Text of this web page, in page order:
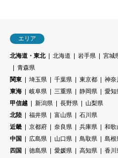
エリア
北海道・東北 北海道 岩手県 宮城
青森県
関東
埼玉県 千葉県 東京都 神奈
東海
岐阜県 三重県 静岡県
愛知
甲信越
新潟県 長野県
山梨県
北陸
福井県 富山県
石川県
近畿
京都府 奈良県 兵庫県 和歌
中国
広島県 山口県 鳥取県 島根
四国
徳島県 愛媛県 高知県 香川